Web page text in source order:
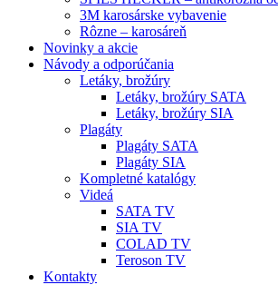
3M karosárske vybavenie
Rôzne – karosáreň
Novinky a akcie
Návody a odporúčania
Letáky, brožúry
Letáky, brožúry SATA
Letáky, brožúry SIA
Plagáty
Plagáty SATA
Plagáty SIA
Kompletné katalógy
Videá
SATA TV
SIA TV
COLAD TV
Teroson TV
Kontakty